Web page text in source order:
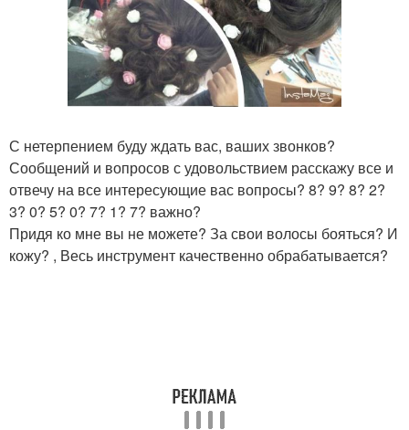
С нетерпением буду ждать вас, ваших звонков?
Сообщений и вопросов с удовольствием расскажу все и
отвечу на все интересующие вас вопросы? 8? 9? 8? 2?
3? 0? 5? 0? 7? 1? 7? важно?
Придя ко мне вы не можете? За свои волосы бояться? И
кожу? , Весь инструмент качественно обрабатывается?